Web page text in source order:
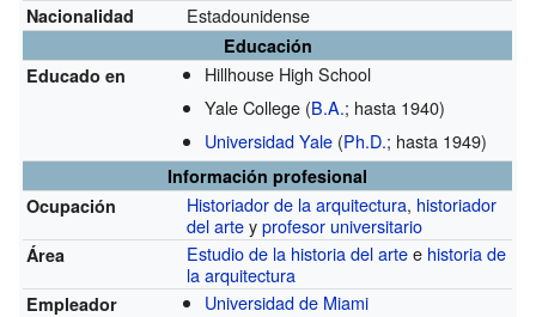
Nacionalidad Estadounidense
Educación
Educado en
Hillhouse High School
Yale College (B.A.; hasta 1940)
Universidad Yale (Ph.D.; hasta 1949)
Información profesional
Ocupación
Historiador de la arquitectura, historiador
del arteyprofesor universitario
Área Estudio de la historia del artee historia de
la arquitectura
Empleador
Universidad de Miami